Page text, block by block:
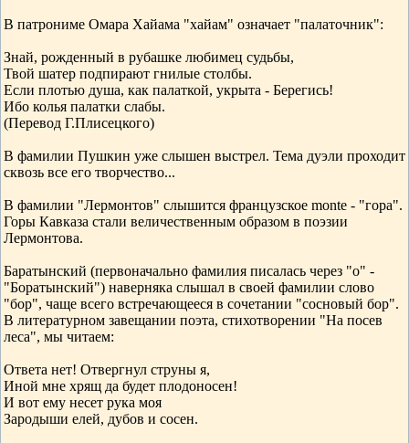
В патрониме Омара Хайама "хайам" означает "палаточник":
Знай, рожденный в рубашке любимец судьбы,
Твой шатер подпирают гнилые столбы.
Если плотью душа, как палаткой, укрыта - Берегись!
Ибо колья палатки слабы.
(Перевод Г.Плисецкого)
В фамилии Пушкин уже слышен выстрел. Тема дуэли проходит
сквозь все его творчество...
В фамилии "Лермонтов" слышится французское monte - "гора".
Горы Кавказа стали величественным образом в поэзии
Лермонтова.
Баратынский (первоначально фамилия писалась через "о" -
"Боратынский") наверняка слышал в своей фамилии слово
"бор", чаще всего встречающееся в сочетании "сосновый бор".
В литературном завещании поэта, стихотворении "На посев
леса", мы читаем:
Ответа нет! Отвергнул струны я,
Иной мне хрящ да будет плодоносен!
И вот ему несет рука моя
Зародыши елей, дубов и сосен.